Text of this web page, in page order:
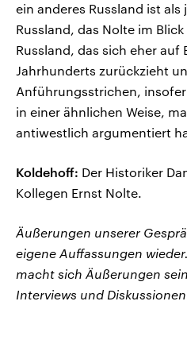
ein anderes Russland ist
Russland, das Nolte im
Russland, das sich eher auf
Jahrhunderts zurückzieht
Anführungsstrichen,
in einer ähnlichen Weise,
antiwestlich argumentiert
Koldehoff: Der Historiker
Kollegen Ernst Nolte.
Äußerungen unserer
eigene Auffassungen
macht sich Äußerungen
Interviews und